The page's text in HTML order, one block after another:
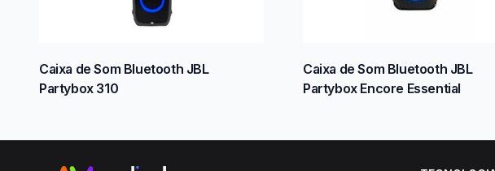
Caixa de Som Bluetooth JBL
Partybox 310
Caixa de Som Bluetooth JBL
Partybox Encore Essential